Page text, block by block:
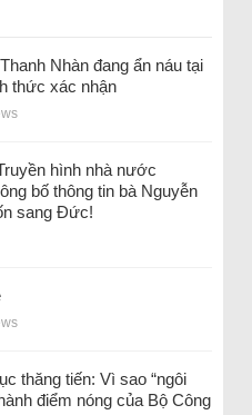
Nhàn đang ẩn náu tại
thức xác nhận
hình nhà nước
bố thông tin bà Nguyễn
sang Đức!
thăng tiến: Vì sao “ngôi
điểm nóng của Bộ Công